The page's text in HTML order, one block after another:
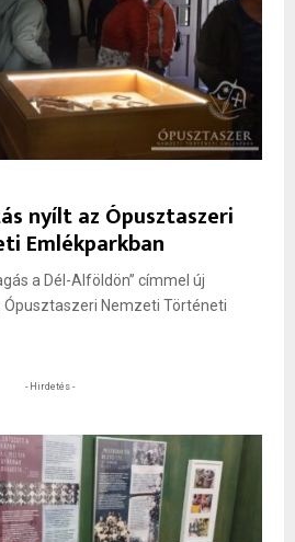
nyílt az Ópusztaszeri
Emlékparkban
a Dél-Alföldön” címmel új
Nemzeti Történeti
- Hirdetés -